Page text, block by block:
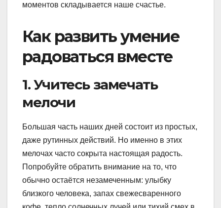
моментов складывается наше счастье.
Как развить умение
радоваться вместе
1. Учитесь замечать
мелочи
Большая часть наших дней состоит из простых,
даже рутинных действий. Но именно в этих
мелочах часто сокрыта настоящая радость.
Попробуйте обратить внимание на то, что
обычно остаётся незамеченным: улыбку
близкого человека, запах свежесваренного